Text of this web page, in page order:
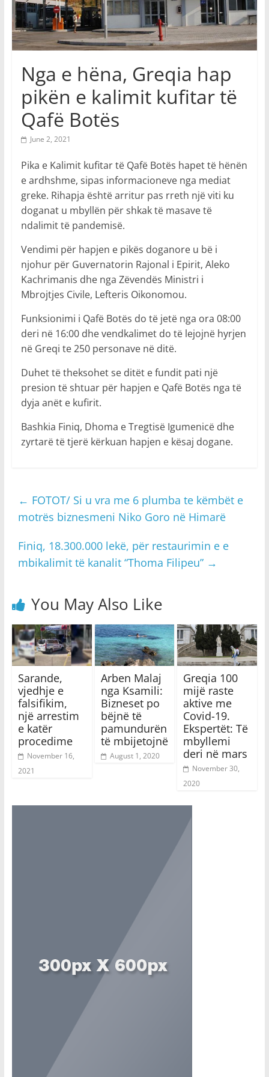
Nga e hëna, Greqia hap
pikën e kalimit kufitar të
Qafë Botës
June 2, 2021
Pika e Kalimit kufitar të Qafë Botës hapet të hënën
e ardhshme, sipas informacioneve nga mediat
greke. Rihapja është arritur pas rreth një viti ku
doganat u mbyllën për shkak të masave të
ndalimit të pandemisë.
Vendimi për hapjen e pikës doganore u bë i
njohur për Guvernatorin Rajonal i Epirit, Aleko
Kachrimanis dhe nga Zëvendës Ministri i
Mbrojtjes Civile, Lefteris Oikonomou.
Funksionimi i Qafë Botës do të jetë nga ora 08:00
deri në 16:00 dhe vendkalimet do të lejojnë hyrjen
në Greqi te 250 personave në ditë.
Duhet të theksohet se ditët e fundit pati një
presion të shtuar për hapjen e Qafë Botës nga të
dyja anët e kufirit.
Bashkia Finiq, Dhoma e Tregtisë Igumenicë dhe
zyrtarë të tjerë kërkuan hapjen e kësaj dogane.
← FOTOT/ Si u vra me 6 plumba te këmbët e
motrës biznesmeni Niko Goro në Himarë
Finiq, 18.300.000 lekë, për restaurimin e e
mbikalimit të kanalit “Thoma Filipeu” →
You May Also Like
Sarande,
vjedhje e
falsifikim,
një arrestim
e katër
procedime
November 16,
2021
Arben Malaj
nga Ksamili:
Bizneset po
bëjnë të
pamundurën
të mbijetojnë
August 1, 2020
Greqia 100
mijë raste
aktive me
Covid-19.
Ekspertët: Të
mbyllemi
deri në mars
November 30,
2020